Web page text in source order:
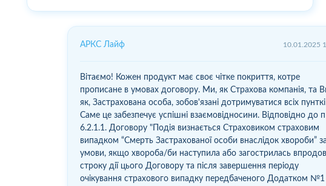
АРКС Лайф 10.01.2025
Вітаємо! Кожен продукт має своє чітке покриття, котре
прописане в умовах договору. Ми, як Страхова компанія, та
як, Застрахована особа, зобов'язані дотримуватися всіх
Саме це забезпечує успішні взаємовідносини. Відповідно до п
6.2.1.1. Договору "Подія визнається Страховиком страховим
випадком “Смерть Застрахованої особи внаслідок хвороби”
умови, якщо хвороба/би наступила або загострилась
строку дії цього Договору та після завершення періоду
очікування страхового випадку передбаченого Додатком №1